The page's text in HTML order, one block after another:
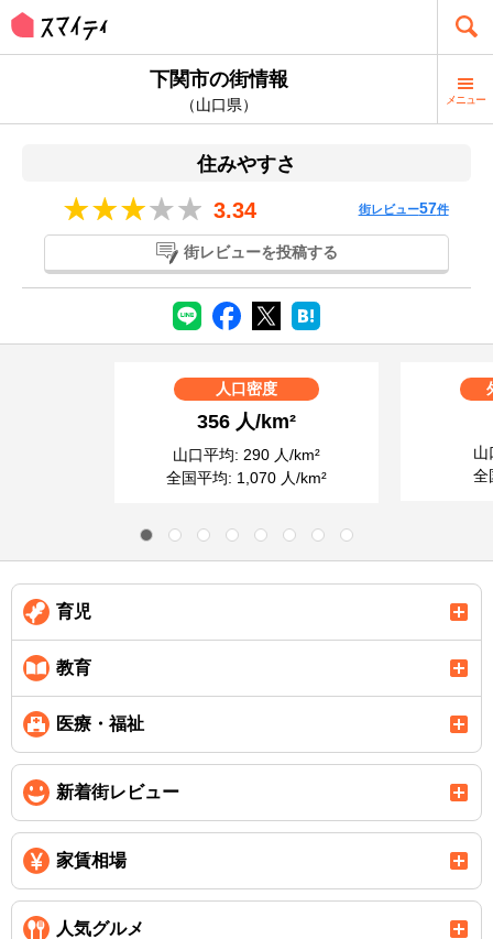
下関市の街情報
（山口県） メニュー
住みやすさ
3.34 街レビュー57件
街レビューを投稿する
人口密度
356 人/km²
山口平均: 290 人/km²
全国平均: 1,070 人/km²
山
全
育児
教育
医療・福祉
新着街レビュー
家賃相場
人気グルメ